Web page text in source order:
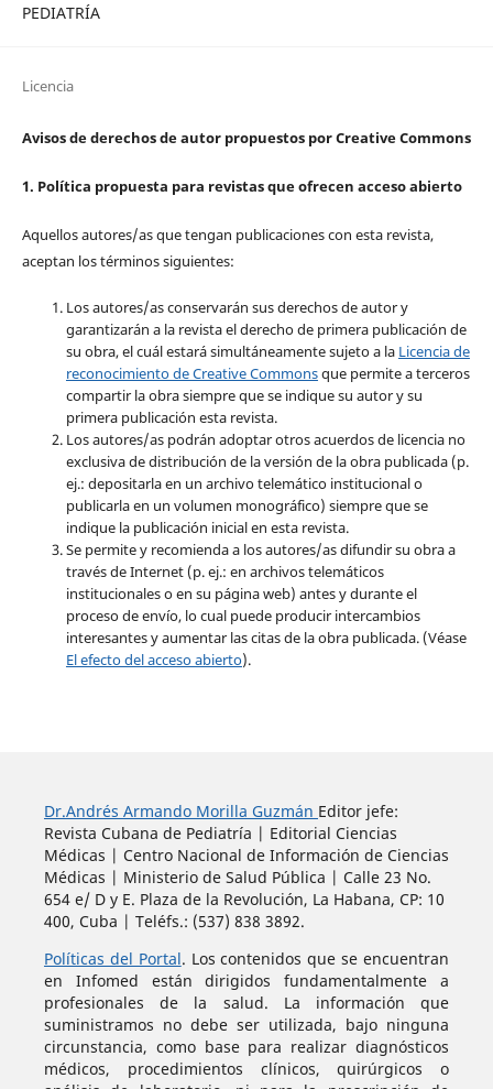
PEDIATRÍA
Licencia
Avisos de derechos de autor propuestos por Creative Commons
1. Política propuesta para revistas que ofrecen acceso abierto
Aquellos autores/as que tengan publicaciones con esta revista,
aceptan los términos siguientes:
Los autores/as conservarán sus derechos de autor y
garantizarán a la revista el derecho de primera publicación de
su obra, el cuál estará simultáneamente sujeto a la Licencia de
reconocimiento de Creative Commonsque permite a terceros
compartir la obra siempre que se indique su autor y su
primera publicación esta revista.
Los autores/as podrán adoptar otros acuerdos de licencia no
exclusiva de distribución de la versión de la obra publicada (p.
ej.: depositarla en un archivo telemático institucional o
publicarla en un volumen monográfico) siempre que se
indique la publicación inicial en esta revista.
Se permite y recomienda a los autores/as difundir su obra a
través de Internet (p. ej.: en archivos telemáticos
institucionales o en su página web) antes y durante el
proceso de envío, lo cual puede producir intercambios
interesantes y aumentar las citas de la obra publicada. (Véase
El efecto del acceso abierto).
Dr.Andrés Armando Morilla Guzmán Editor jefe:
Revista Cubana de Pediatría | Editorial Ciencias
Médicas | Centro Nacional de Información de Ciencias
Médicas | Ministerio de Salud Pública | Calle 23 No.
654 e/ D y E. Plaza de la Revolución, La Habana, CP: 10
400, Cuba | Teléfs.: (537) 838 3892.
Políticas del Portal. Los contenidos que se encuentran
en Infomed están dirigidos fundamentalmente a
profesionales de la salud. La información que
suministramos no debe ser utilizada, bajo ninguna
circunstancia, como base para realizar diagnósticos
médicos, procedimientos clínicos, quirúrgicos o